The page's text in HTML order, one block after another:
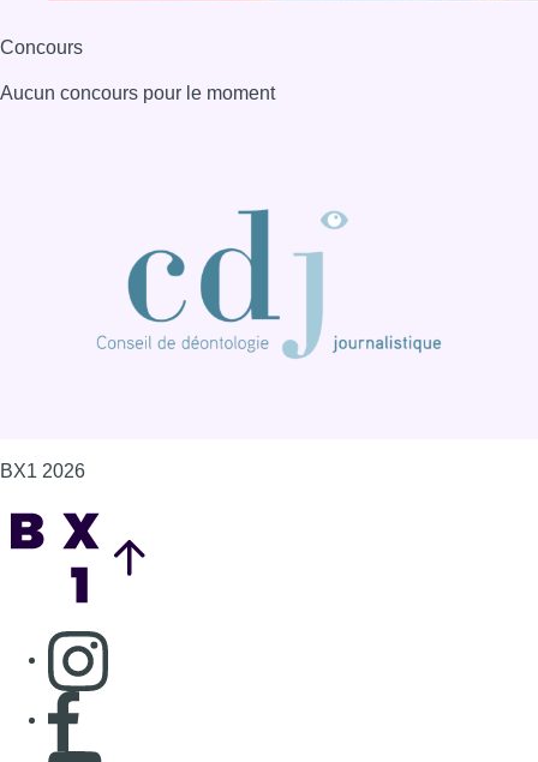
Consulter page Instagram
S'abonner à notre newsletter
Connaître BX1
Publicité
Offres d'emploi
Contact
Mentions légales